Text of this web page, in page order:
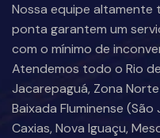
Nossa equipe altamente
ponta garantem um
com o mínimo de
Atendemos todo o Rio
Jacarepaguá, Zona Norte
Baixada Fluminense
Caxias, Nova Iguaçu,